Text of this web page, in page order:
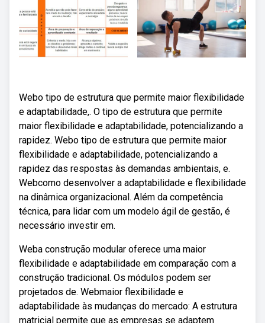
Webo tipo de estrutura que permite maior flexibilidade
e adaptabilidade,. O tipo de estrutura que permite
maior flexibilidade e adaptabilidade, potencializando a
rapidez. Webo tipo de estrutura que permite maior
flexibilidade e adaptabilidade, potencializando a
rapidez das respostas às demandas ambientais, e.
Webcomo desenvolver a adaptabilidade e flexibilidade
na dinâmica organizacional. Além da competência
técnica, para lidar com um modelo ágil de gestão, é
necessário investir em.
Weba construção modular oferece uma maior
flexibilidade e adaptabilidade em comparação com a
construção tradicional. Os módulos podem ser
projetados de. Webmaior flexibilidade e
adaptabilidade às mudanças do mercado: A estrutura
matricial permite que as empresas se adaptem